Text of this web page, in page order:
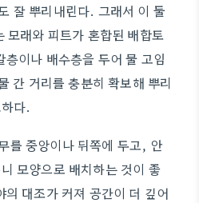
잘 뿌리내린다. 그래서 이 둘
모래와 피트가 혼합된 배합토
이나 배수층을 두어 물 고임
간 거리를 충분히 확보해 뿌리
다.
를 중앙이나 뒤쪽에 두고, 안
모양으로 배치하는 것이 좋
대조가 커져 공간이 더 깊어